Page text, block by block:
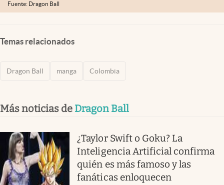
Fuente: Dragon Ball
Temas relacionados
Dragon Ball manga Colombia
Más noticias de Dragon Ball
¿Taylor Swift o Goku? La
Inteligencia Artificial confirma
quién es más famoso y las
fanáticas enloquecen